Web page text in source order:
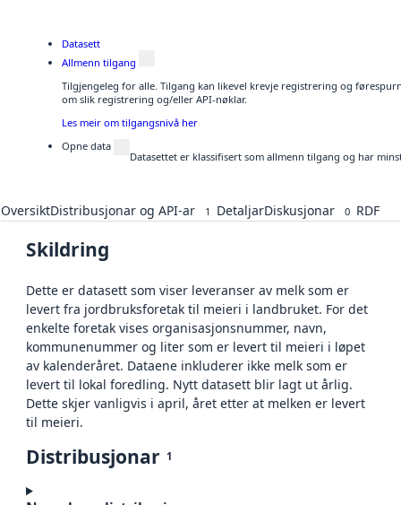
Datasett
Allmenn tilgang
Tilgjengeleg for alle. Tilgang kan likevel krevje registrering og
om slik registrering og/eller API-nøklar.
Les meir om tilgangsnivå her
Opne data
Datasettet er klassifisert som allmenn tilgang og har
OversiktDistribusjonar og API-ar 1 DetaljarDiskusjonar 0 RDF
Skildring
Dette er datasett som viser leveranser av melk som er
levert fra jordbruksforetak til meieri i landbruket. For det
enkelte foretak vises organisasjonsnummer, navn,
kommunenummer og liter som er levert til meieri i løpet
av kalenderåret. Dataene inkluderer ikke melk som er
levert til lokal foredling. Nytt datasett blir lagt ut årlig.
Dette skjer vanligvis i april, året etter at melken er levert
til meieri.
Distribusjonar 1